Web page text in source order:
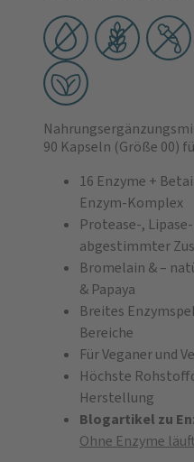
90 Kapseln (Größe 00)
16 Enzyme +
Enzym-Komplex
Protease-,
abgestimmter
Bromelain & –
& Papaya
Breites
Bereiche
Für Veganer und
Höchste
Herstellung
Blogartikel zu
Ohne Enzyme